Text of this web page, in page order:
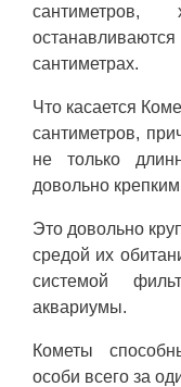
сантиметров,
сантиметрах.
Что касается
сантиметров,
не только
довольно
Это довольно
средой их
системой
аквариумы.
Кометы
особи всего за